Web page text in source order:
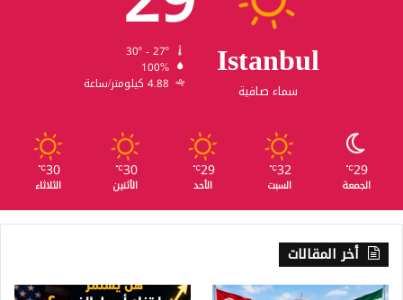
Istanbul
سماء صافية
100%
4.88 كيلومتر/ساعة
29
℃
الجمعة
32
℃
السبت
29
℃
الأحد
30
℃
الأثنين
30
℃
الثلاثاء
أخر المقالات